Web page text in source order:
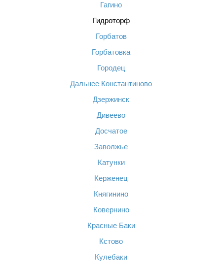
Гагино
Гидроторф
Горбатов
Горбатовка
Городец
Дальнее Константиново
Дзержинск
Дивеево
Досчатое
Заволжье
Катунки
Керженец
Княгинино
Ковернино
Красные Баки
Кстово
Кулебаки